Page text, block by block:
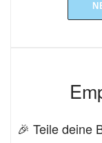
🎉 Teile deine